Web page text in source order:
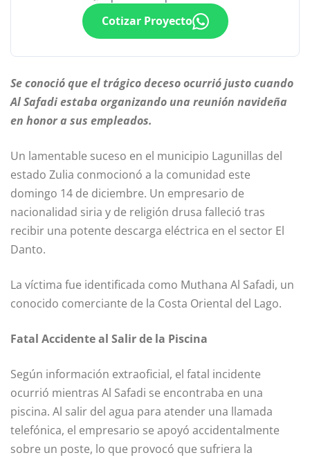
Cotizar Proyecto
Se conoció que el trágico deceso ocurrió justo cuando
Al Safadi estaba organizando una reunión navideña
en honor a sus empleados.
Un lamentable suceso en el municipio Lagunillas del
estado Zulia conmocionó a la comunidad este
domingo 14 de diciembre. Un empresario de
nacionalidad siria y de religión drusa falleció tras
recibir una potente descarga eléctrica en el sector El
Danto.
La víctima fue identificada como Muthana Al Safadi, un
conocido comerciante de la Costa Oriental del Lago.
Fatal Accidente al Salir de la Piscina
Según información extraoficial, el fatal incidente
ocurrió mientras Al Safadi se encontraba en una
piscina. Al salir del agua para atender una llamada
telefónica, el empresario se apoyó accidentalmente
sobre un poste, lo que provocó que sufriera la